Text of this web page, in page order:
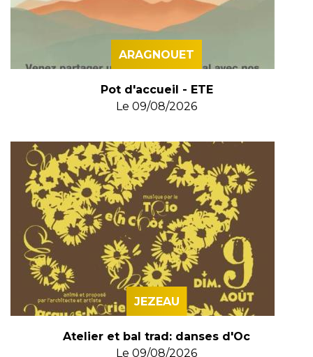
ARAGNOUET
Pot d'accueil - ETE
Le 09/08/2026
JEZEAU
Atelier et bal trad: danses d'Oc
Le 09/08/2026